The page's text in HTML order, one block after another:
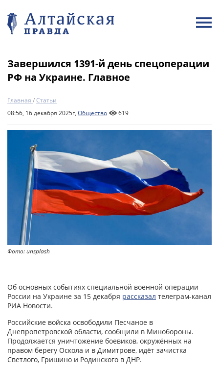
Завершился 1391-й день спецоперации
РФ на Украине. Главное
Главная /Статьи
08:56, 16 декабря 2025г, Общество 619
Фото: unsplash
Об основных событиях специальной военной операции
России на Украине за 15 декабря рассказал телеграм-канал
РИА Новости.
Российские войска освободили Песчаное в
Днепропетровской области, сообщили в Минобороны.
Продолжается уничтожение боевиков, окружённых на
правом берегу Оскола и в Димитрове, идёт зачистка
Светлого, Гришино и Родинского в ДНР.